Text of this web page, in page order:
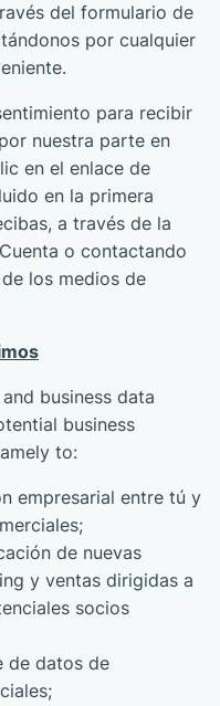
del formulario de
por cualquier
para recibir
nuestra parte en
en el enlace de
en la primera
a través de la
o contactando
los medios de
business data
business
to:
empresarial entre tú y
de nuevas
y ventas dirigidas a
socios
de datos de